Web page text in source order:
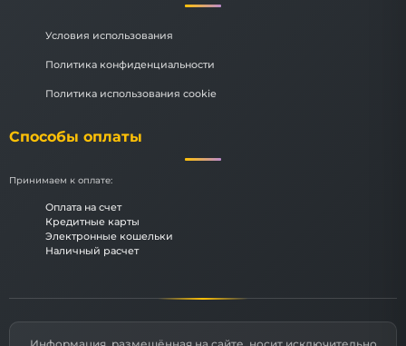
Условия использования
Политика конфиденциальности
Политика использования cookie
Способы оплаты
Принимаем к оплате:
Оплата на счет
Кредитные карты
Электронные кошельки
Наличный расчет